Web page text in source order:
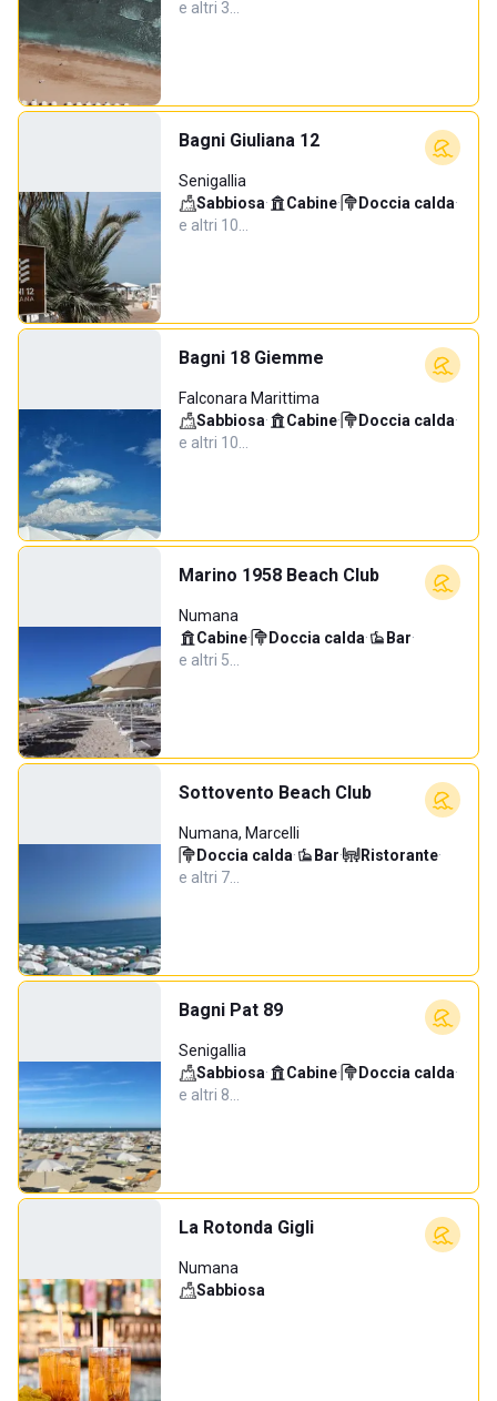
e altri 3…
Bagni Giuliana 12
Senigallia
Sabbiosa· Cabine· Doccia calda·
e altri 10…
Bagni 18 Giemme
Falconara Marittima
Sabbiosa· Cabine· Doccia calda·
e altri 10…
Marino 1958 Beach Club
Numana
Cabine· Doccia calda· Bar·
e altri 5…
Sottovento Beach Club
Numana, Marcelli
Doccia calda· Bar· Ristorante·
e altri 7…
Bagni Pat 89
Senigallia
Sabbiosa· Cabine· Doccia calda·
e altri 8…
La Rotonda Gigli
Numana
Sabbiosa